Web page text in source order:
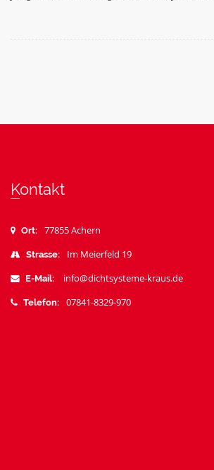
Kontakt
Ort: 77855 Achern
Strasse: Im Meierfeld 19
E-Mail: info@dichtsysteme-kraus.de
Telefon: 07841-8329-970